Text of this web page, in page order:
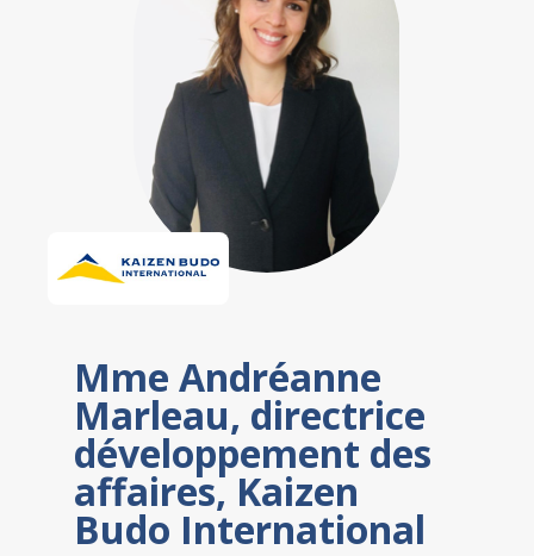
Mme Andréanne
Marleau, directrice
développement des
affaires, Kaizen
Budo International